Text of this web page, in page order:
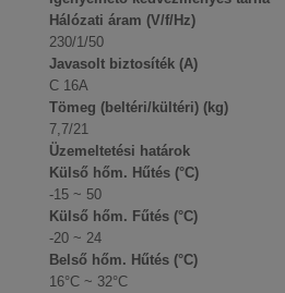
Hálózati áram (V/f/Hz)
230/1/50
Javasolt biztosíték (A)
C 16A
Tömeg (beltéri/kültéri) (kg)
7,7/21
Üzemeltetési határok
Külső hőm. Hűtés (°C)
-15 ~ 50
Külső hőm. Fűtés (°C)
-20 ~ 24
Belső hőm. Hűtés (°C)
16°C ~ 32°C